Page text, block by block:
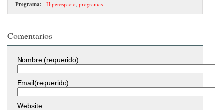
Programa: - Hiperespacio, programas
Comentarios
Nombre (requerido)
Email(requerido)
Website